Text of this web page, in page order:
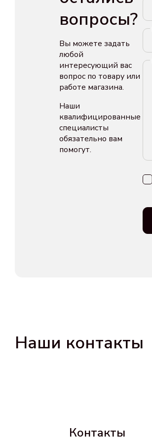
вопросы?
Вы можете задать
любой
интересующий вас
вопрос по товару или
работе магазина.
Наши
квалифицированные
специалисты
обязательно вам
помогут.
Наши контакты
Контакты